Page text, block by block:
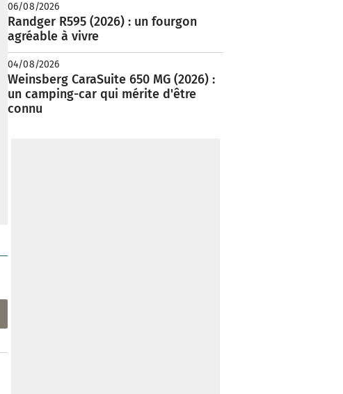
06/08/2026
Randger R595 (2026) : un fourgon
agréable à vivre
04/08/2026
Weinsberg CaraSuite 650 MG (2026) :
un camping-car qui mérite d'être
connu